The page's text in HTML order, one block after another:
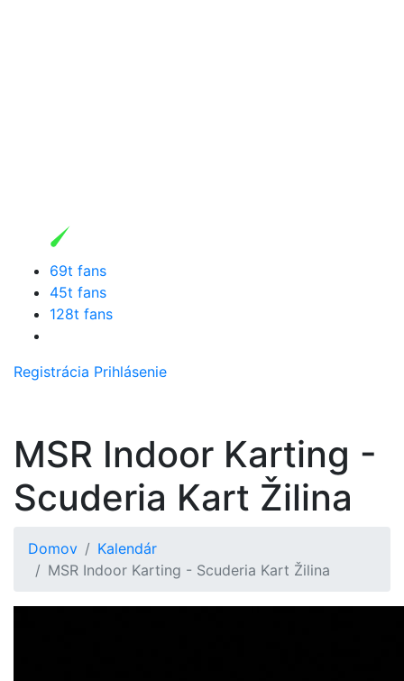
69t fans
45t fans
128t fans
Registrácia Prihlásenie
MSR Indoor Karting -
Scuderia Kart Žilina
Domov
Kalendár
MSR Indoor Karting - Scuderia Kart Žilina